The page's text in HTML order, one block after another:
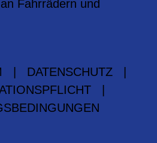
Fahrrädern und
DATENSCHUTZ